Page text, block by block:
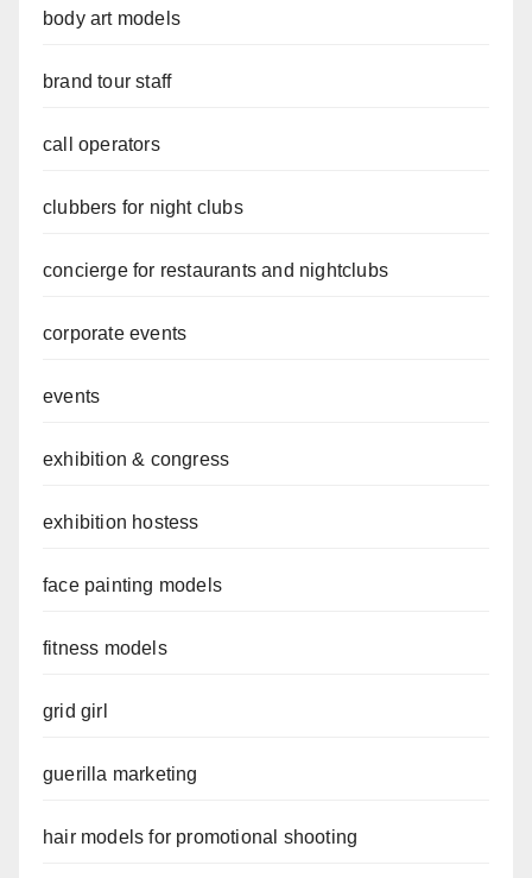
body art models
brand tour staff
call operators
clubbers for night clubs
concierge for restaurants and nightclubs
corporate events
events
exhibition & congress
exhibition hostess
face painting models
fitness models
grid girl
guerilla marketing
hair models for promotional shooting